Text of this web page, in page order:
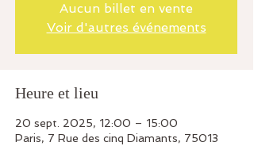
Aucun billet en vente
Voir d'autres événements
Heure et lieu
20 sept. 2025, 12:00 – 15:00
Paris, 7 Rue des cinq Diamants, 75013